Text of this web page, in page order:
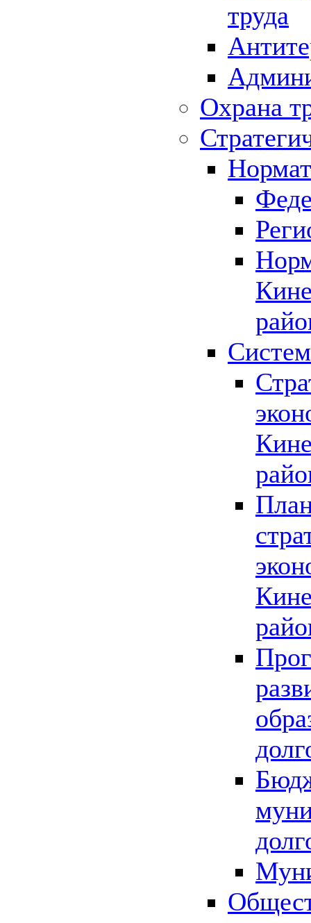
труда
Охрана